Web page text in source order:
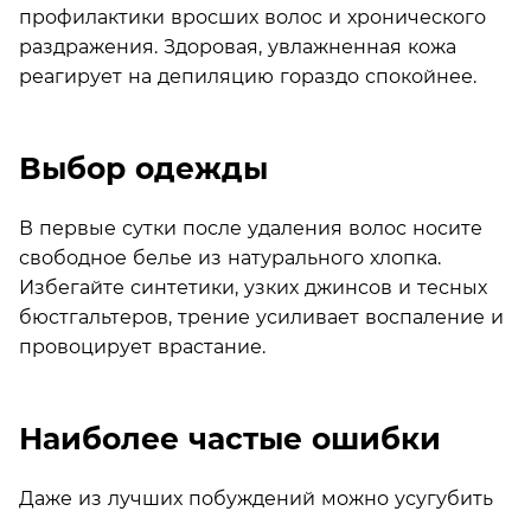
профилактики вросших волос и хронического
раздражения. Здоровая, увлажненная кожа
реагирует на депиляцию гораздо спокойнее.
Выбор одежды
В первые сутки после удаления волос носите
свободное белье из натурального хлопка.
Избегайте синтетики, узких джинсов и тесных
бюстгальтеров, трение усиливает воспаление и
провоцирует врастание.
Наиболее частые ошибки
Даже из лучших побуждений можно усугубить